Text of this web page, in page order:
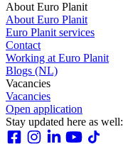
About Euro Planit
About Euro Planit
Euro Planit services
Contact
Working at Euro Planit
Blogs (NL)
Vacancies
Vacancies
Open application
Stay updated here as well: